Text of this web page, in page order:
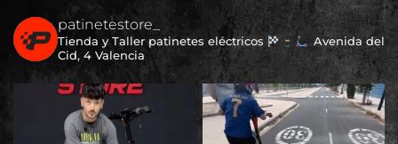
patinetestore_
Tienda y Taller patinetes eléctricos
Avenida del
Cid, 4 Valencia